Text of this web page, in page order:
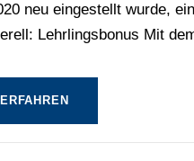
neu eingestellt wurde,
Lehrlingsbonus Mit